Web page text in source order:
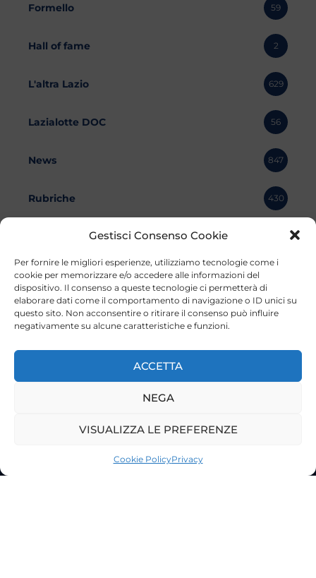
Gestisci Consenso Cookie
Per fornire le migliori esperienze, utilizziamo tecnologie come i
cookie per memorizzare e/o accedere alle informazioni del
dispositivo. Il consenso a queste tecnologie ci permetterà di
elaborare dati come il comportamento di navigazione o ID unici su
questo sito. Non acconsentire o ritirare il consenso può influire
negativamente su alcune caratteristiche e funzioni.
ACCETTA
NEGA
VISUALIZZA LE PREFERENZE
Cookie PolicyPrivacy
Formello 59
Hall of fame 2
L'altra Lazio 629
Lazialotte DOC 56
News 847
Rubriche 430
Speciali
Testata Giornalistica - Autorizzazione Tribunale di Roma